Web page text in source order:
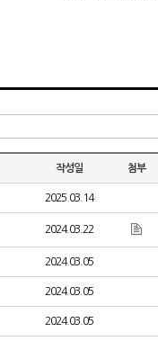
작성일 첨부
2025.03.14
2024.03.22
2024.03.05
2024.03.05
2024.03.05